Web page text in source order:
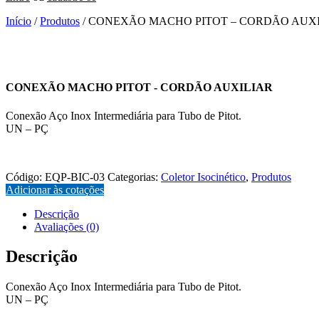
Início /Produtos / CONEXÃO MACHO PITOT – CORDÃO
CONEXÃO MACHO PITOT - CORDÃO AUXILIAR
Conexão Aço Inox Intermediária para Tubo de Pitot.
UN – PÇ
Código: EQP-BIC-03 Categorias: Coletor Isocinético, Produtos
Adicionar às cotações
Descrição
Avaliações (0)
Descrição
Conexão Aço Inox Intermediária para Tubo de Pitot.
UN – PÇ